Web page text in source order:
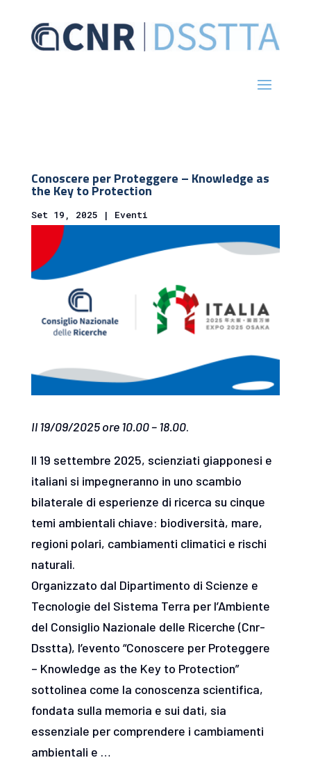
Conoscere per Proteggere – Knowledge as
the Key to Protection
Set 19, 2025 | Eventi
Il 19/09/2025 ore 10.00 – 18.00.
Il 19 settembre 2025, scienziati giapponesi e
italiani si impegneranno in uno scambio
bilaterale di esperienze di ricerca su cinque
temi ambientali chiave: biodiversità, mare,
regioni polari, cambiamenti climatici e rischi
naturali.
Organizzato dal Dipartimento di Scienze e
Tecnologie del Sistema Terra per l’Ambiente
del Consiglio Nazionale delle Ricerche (Cnr-
Dsstta), l’evento “Conoscere per Proteggere
– Knowledge as the Key to Protection”
sottolinea come la conoscenza scientifica,
fondata sulla memoria e sui dati, sia
essenziale per comprendere i cambiamenti
ambientali e …